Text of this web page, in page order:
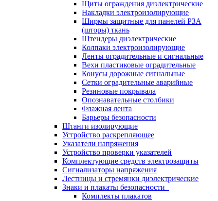
Щиты ограждения диэлектрические
Накладки электроизолирующие
Ширмы защитные для панелей РЗА
(шторы) ткань
Штендеры диэлектрические
Колпаки электроизолирующие
Ленты оградительные и сигнальные
Вехи пластиковые оградительные
Конусы дорожные сигнальные
Сетки оградительные аварийные
Резиновые покрывала
Опознавательные столбики
Флажная лента
Барьеры безопасности
Штанги изолирующие
Устройство раскрепляющее
Указатели напряжения
Устройство проверки указателей
Комплектующие средств электрозащиты
Сигнализаторы напряжения
Лестницы и стремянки диэлектрические
Знаки и плакаты безопасности
Комплекты плакатов